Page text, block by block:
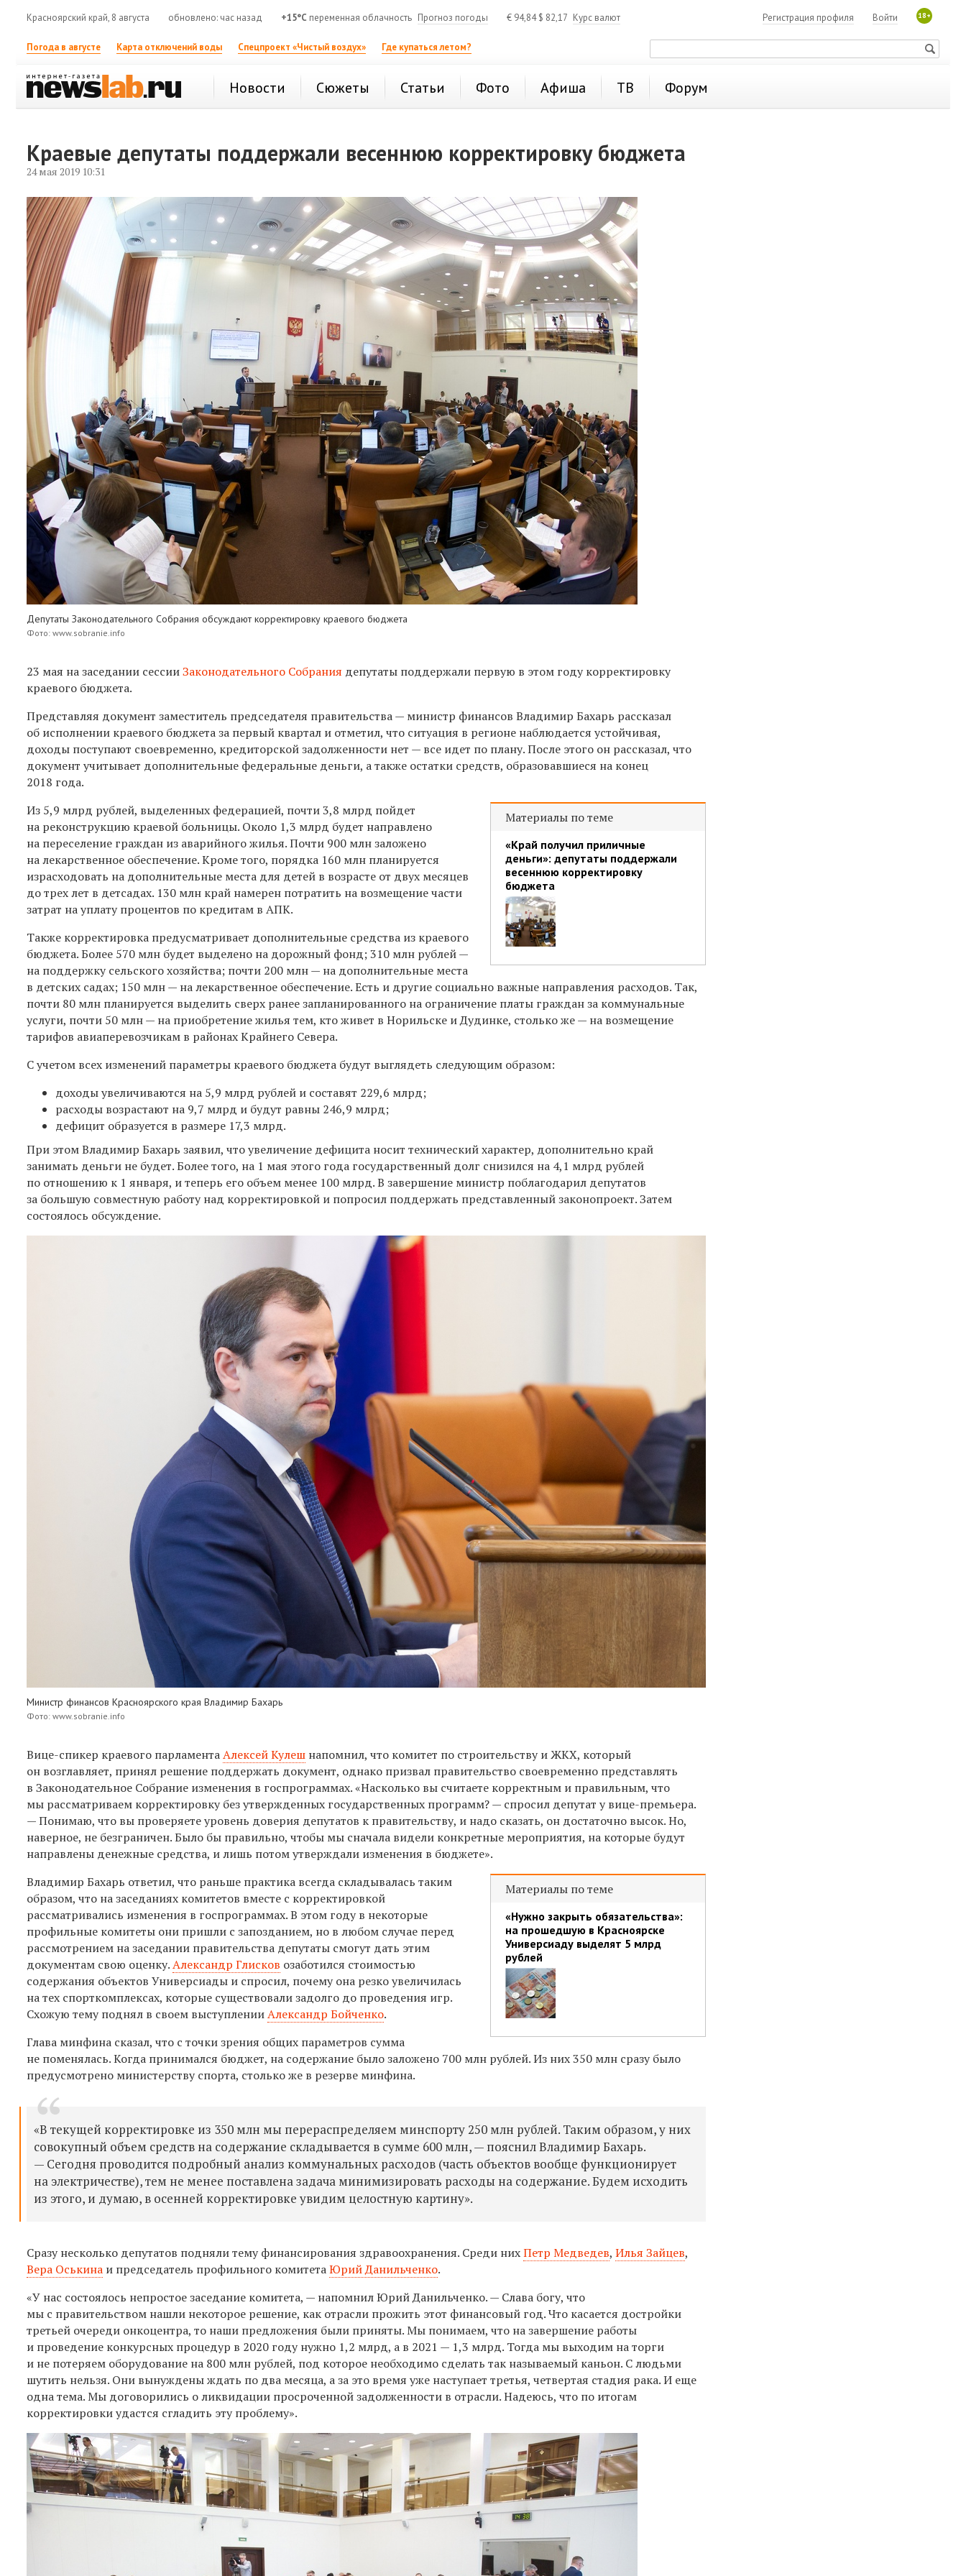
Красноярский край, 8 августа обновлено: час назад +15°C переменная облачность Прогноз погоды € 94,84$ 82,17 Курс валют 18+
Войти
Регистрация профиля
Погода в августе Карта отключений воды Спецпроект «Чистый воздух» Где купаться летом?
Новости Сюжеты Статьи Фото Афиша ТВ Форум
Краевые депутаты поддержали весеннюю корректировку бюджета
24 мая 2019 10:31
Депутаты Законодательного Собрания обсуждают корректировку краевого бюджета
Фото: www.sobranie.info
23 мая на заседании сессииЗаконодательного Собрания депутаты поддержали первую в этом году корректировку
краевого бюджета.
Представляя документ заместитель председателя правительства — министр финансов Владимир Бахарь рассказал
об исполнении краевого бюджета за первый квартал и отметил, что ситуация в регионе наблюдается устойчивая,
доходы поступают своевременно, кредиторской задолженности нет — все идет по плану. После этого он рассказал, что
документ учитывает дополнительные федеральные деньги, а также остатки средств, образовавшиеся на конец
2018 года.
Материалы по теме
«Край получил приличные
деньги»: депутаты поддержали
весеннюю корректировку
бюджета
Из 5,9 млрд рублей, выделенных федерацией, почти 3,8 млрд пойдет
на реконструкцию краевой больницы. Около 1,3 млрд будет направлено
на переселение граждан из аварийного жилья. Почти 900 млн заложено
на лекарственное обеспечение. Кроме того, порядка 160 млн планируется
израсходовать на дополнительные места для детей в возрасте от двух месяцев
до трех лет в детсадах. 130 млн край намерен потратить на возмещение части
затрат на уплату процентов по кредитам в АПК.
Также корректировка предусматривает дополнительные средства из краевого
бюджета. Более 570 млн будет выделено на дорожный фонд; 310 млн рублей —
на поддержку сельского хозяйства; почти 200 млн — на дополнительные места
в детских садах; 150 млн — на лекарственное обеспечение. Есть и другие социально важные направления расходов. Так,
почти 80 млн планируется выделить сверх ранее запланированного на ограничение платы граждан за коммунальные
услуги, почти 50 млн — на приобретение жилья тем, кто живет в Норильске и Дудинке, столько же — на возмещение
тарифов авиаперевозчикам в районах Крайнего Севера.
С учетом всех изменений параметры краевого бюджета будут выглядеть следующим образом:
доходы увеличиваются на 5,9 млрд рублей и составят 229,6 млрд;
расходы возрастают на 9,7 млрд и будут равны 246,9 млрд;
дефицит образуется в размере 17,3 млрд.
При этом Владимир Бахарь заявил, что увеличение дефицита носит технический характер, дополнительно край
занимать деньги не будет. Более того, на 1 мая этого года государственный долг снизился на 4,1 млрд рублей
по отношению к 1 января, и теперь его объем менее 100 млрд. В завершение министр поблагодарил депутатов
за большую совместную работу над корректировкой и попросил поддержать представленный законопроект. Затем
состоялось обсуждение.
Министр финансов Красноярского края Владимир Бахарь
Фото: www.sobranie.info
Вице-спикер краевого парламентаАлексей Кулеш напомнил, что комитет по строительству и ЖКХ, который
он возглавляет, принял решение поддержать документ, однако призвал правительство своевременно представлять
в Законодательное Собрание изменения в госпрограммах. «Насколько вы считаете корректным и правильным, что
мы рассматриваем корректировку без утвержденных государственных программ? — спросил депутат у вице-премьера.
— Понимаю, что вы проверяете уровень доверия депутатов к правительству, и надо сказать, он достаточно высок. Но,
наверное, не безграничен. Было бы правильно, чтобы мы сначала видели конкретные мероприятия, на которые будут
направлены денежные средства, и лишь потом утверждали изменения в бюджете».
Материалы по теме
«Нужно закрыть обязательства»:
на прошедшую в Красноярске
Универсиаду выделят 5 млрд
рублей
Владимир Бахарь ответил, что раньше практика всегда складывалась таким
образом, что на заседаниях комитетов вместе с корректировкой
рассматривались изменения в госпрограммах. В этом году в некоторые
профильные комитеты они пришли с запозданием, но в любом случае перед
рассмотрением на заседании правительства депутаты смогут дать этим
документам свою оценку.Александр Глисков озаботился стоимостью
содержания объектов Универсиады и спросил, почему она резко увеличилась
на тех спорткомплексах, которые существовали задолго до проведения игр.
Схожую тему поднял в своем выступленииАлександр Бойченко.
Глава минфина сказал, что с точки зрения общих параметров сумма
не поменялась. Когда принимался бюджет, на содержание было заложено 700 млн рублей. Из них 350 млн сразу было
предусмотрено министерству спорта, столько же в резерве минфина.
«В текущей корректировке из 350 млн мы перераспределяем минспорту 250 млн рублей. Таким образом, у них
совокупный объем средств на содержание складывается в сумме 600 млн, — пояснил Владимир Бахарь.
— Сегодня проводится подробный анализ коммунальных расходов (часть объектов вообще функционирует
на электричестве), тем не менее поставлена задача минимизировать расходы на содержание. Будем исходить
из этого, и думаю, в осенней корректировке увидим целостную картину».
Сразу несколько депутатов подняли тему финансирования здравоохранения. Среди нихПетр Медведев, Илья Зайцев,
Вера Оськина и председатель профильного комитетаЮрий Данильченко.
«У нас состоялось непростое заседание комитета, — напомнил Юрий Данильченко. — Слава богу, что
мы с правительством нашли некоторое решение, как отрасли прожить этот финансовый год. Что касается достройки
третьей очереди онкоцентра, то наши предложения были приняты. Мы понимаем, что на завершение работы
и проведение конкурсных процедур в 2020 году нужно 1,2 млрд, а в 2021 — 1,3 млрд. Тогда мы выходим на торги
и не потеряем оборудование на 800 млн рублей, под которое необходимо сделать так называемый каньон. С людьми
шутить нельзя. Они вынуждены ждать по два месяца, а за это время уже наступает третья, четвертая стадия рака. И еще
одна тема. Мы договорились о ликвидации просроченной задолженности в отрасли. Надеюсь, что по итогам
корректировки удастся сгладить эту проблему».